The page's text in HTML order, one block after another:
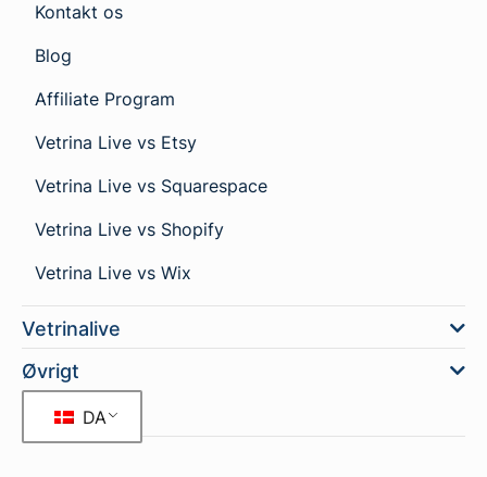
Kontakt os
Blog
Affiliate Program
Vetrina Live vs Etsy
Vetrina Live vs Squarespace
Vetrina Live vs Shopify
Vetrina Live vs Wix
Vetrinalive
Øvrigt
DA